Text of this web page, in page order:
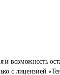
и возможность
с лицензией